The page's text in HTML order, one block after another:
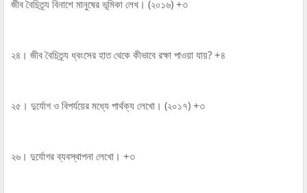
জীব বৈচিত্র্য বিনাশে মানুষের ভূমিকা লেখ। (২০১৬) +৩
২৪। জীব বৈচিত্র্য ধ্বংসের হাত থেকে কীভাবে রক্ষা পাওয়া যায়? +৪
২৫। দুর্যোগ ও বিপর্যয়ের মধ্যে পার্থক্য লেখো। (২০১৭) +৩
২৬। দুর্যোগর ব্যবস্থাপনা লেখো। +৩